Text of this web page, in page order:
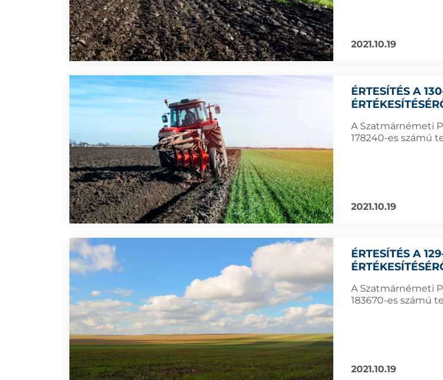
2021.10.19
ÉRTESÍTÉS A
A Szatmárnémeti
178240-es számú
2021.10.19
ÉRTESÍTÉS A
A Szatmárnémeti
183670-es számú
2021.10.19